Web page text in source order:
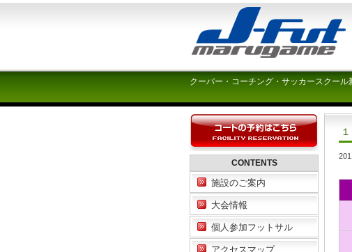
クーバー・コーチング・サッカースクー
CONTENTS
施設のご案内
大会情報
個人参加フットサル
アクセスマップ